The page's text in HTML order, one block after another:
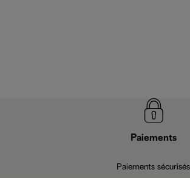
Paiements
Paiements sécurisés